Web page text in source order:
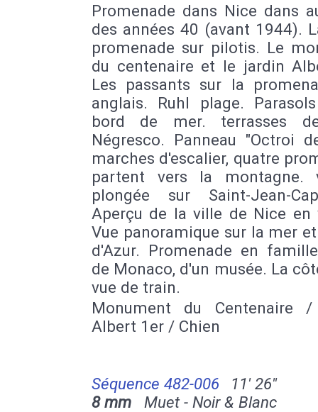
Promenade dans Nice dans
des années 40 (avant 1944).
promenade sur pilotis. Le
du centenaire et le jardin
Les passants sur la
anglais. Ruhl plage.
bord de mer. terrasses
Négresco. Panneau "Octroi
marches d'escalier, quatre
partent vers la montagne.
plongée sur Saint-Jean-
Aperçu de la ville de Nice en
Vue panoramique sur la mer
d'Azur. Promenade en
de Monaco, d'un musée. La
vue de train.
Monument du Centenaire
Albert 1er / Chien
Séquence 482-006
11' 26''
8 mm Muet - Noir & Blanc